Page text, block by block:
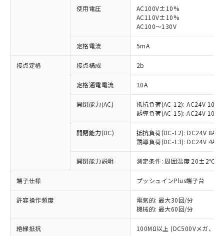
使用電圧
AC100V±10%
AC110V±10%
AC100～130V
定格電流 5mA
接点定格 接点構成 2b
定格通電電流 10A
開閉能力(AC)
抵抗負荷(AC-12): AC24V 10A/
誘導負荷(AC-15): AC24V
開閉能力(DC)
抵抗負荷(DC-12): DC24V 8A/
誘導負荷(DC-13): DC24V 4A/
開閉能力説明 測定条件: 周囲温度 20±2℃、
端子仕様 プッシュインPlus端子台
許容操作頻度
電気的: 最大30回/分
機械的: 最大60回/分
絶縁抵抗 100MΩ以上 (DC500Vメガ、点
ご利用条件
以下の条件をお読みいただき、同意のうえ
ご利用ください。
商品の当社在庫状況および標準価格
(税抜)を提供させていただくもので
当社制御機器事業取扱商品の中には、
本サービスの対象外となる商品もある
ことをご了承ください。
在庫状況および標準価格照会結果は、
記載している更新日時点での社内デー
タに基づき作成されるものであり、閲
覧された時点での実際の在庫および標
※1 対応状況
対応済み：EU RoHS指令（10物質）の
非含有に対応した製品が提供可能な商品で
対応予定：EU RoHS指令（10物質）の非含
有に対応した製品に切り替える予定のある
対応予定なし：EU RoHS指令（10物質）の
非含有に非対応の商品で、対応品を出す予
調査・確認中：EU RoHS指令（10物質）の
非含有の対応状況を調査中または確認中の
非該当品：ライセンス料など無形物で、有
害物質有無と関係のない商品です。
仕入先様の事情により、非含有部品として
いたものが、含有品と判明した場合などや
むを得ず変更することがあります。
ミウム(Cd) 100ppm以下、
※1 中国RoHS○×表
「○」：最大均質材料含有率が中国RoHSの
基準値以下であることを示します。
「×」：最大均質材料含有率が中国RoHSの
基準値を超えていることを示します。
「－」：未確認です。当社販売部門へお問
い合わせください。
*中国RoHS10物質の基準値 (GB/T26572)：
Pb(鉛) :1000ppm、 Hg(水銀) : 1000ppm、 Cd(カドミウ
当社は、これら貴社製品のうち、外国
為替および外国貿易法に定める商品
（以下｢規制貨物等」という）を輸出
または国外への提供する場合は、日本
国政府の輸出許可(または役務取引許